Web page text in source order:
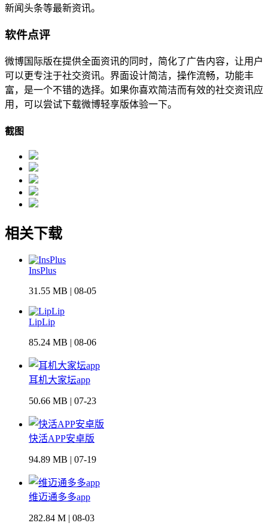
新闻头条等最新资讯。
软件点评
微博国际版在提供全面资讯的同时，简化了广告内容，让用户
可以更专注于社交资讯。界面设计简洁，操作流畅，功能丰
富，是一个不错的选择。如果你喜欢简洁而有效的社交资讯应
用，可以尝试下载微博轻享版体验一下。
截图
相关下载
InsPlus
31.55 MB | 08-05
LipLip
85.24 MB | 08-06
耳机大家坛app
50.66 MB | 07-23
快活APP安卓版
94.89 MB | 07-19
维迈通多多app
282.84 M | 08-03